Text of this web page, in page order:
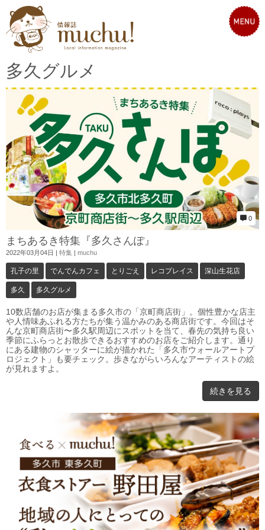
多久グルメ
0
まちあるき特集『多久さんぽ』
2022年03月04日 特集 muchu
孔子の里 でんでんカフェ とりごえ レコプレイス 深山生花店
多久 多久グルメ
10数店舗のお店が集まる多久市の「京町商店街」。個性豊かな店主
や人情味あふれる方たちが集う温かみのある商店街です。今回はそ
んな京町商店街〜多久駅周辺にスポットを当て、春先の気持ち良い
季節にふらっとお散歩できるおすすめのお店をご紹介します。通り
にある建物のシャッターに絵が描かれた「多久市ウォールアートプ
ロジェクト」も要チェック。歩きながらいろんなアーティストの絵
が見れますよ。
続きを見る